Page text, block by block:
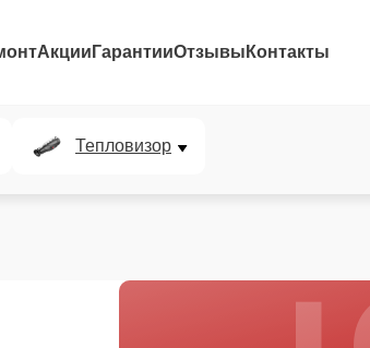
Акции ГарантииОтзывы Контакты
Тепловизор